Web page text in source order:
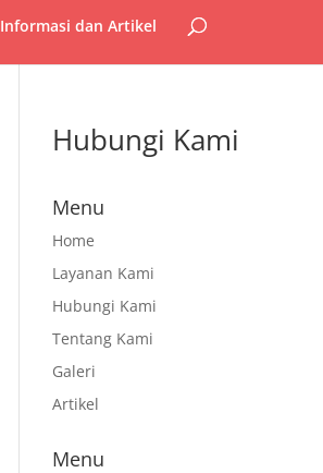
Informasi dan Artikel
Hubungi Kami
Menu
Home
Layanan Kami
Hubungi Kami
Tentang Kami
Galeri
Artikel
Menu